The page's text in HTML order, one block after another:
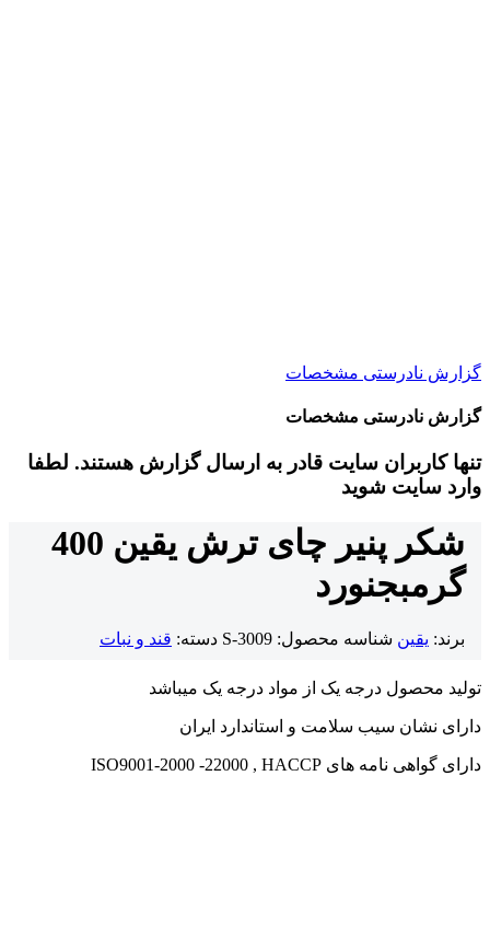
گزارش نادرستی مشخصات
گزارش نادرستی مشخصات
تنها کاربران سایت قادر به ارسال گزارش هستند. لطفا
وارد سایت شوید
شکر پنیر چای ترش یقین 400
گرمبجنورد
برند: یقین شناسه محصول: S-3009 دسته: قند و نبات
تولید محصول درجه یک از مواد درجه یک میباشد
دارای نشان سیب سلامت و استاندارد ایران
دارای گواهی نامه های ISO9001-2000 -22000 , HACCP